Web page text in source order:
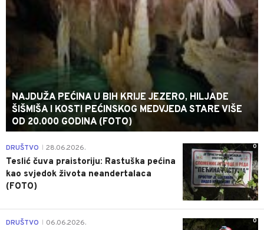
NAJDUŽA PEĆINA U BIH KRIJE JEZERO, HILJADE
ŠIŠMIŠA I KOSTI PEĆINSKOG MEDVJEDA STARE VIŠE
OD 20.000 GODINA (FOTO)
0
DRUŠTVO 28.06.2026.
Teslić čuva praistoriju: Rastuška pećina
kao svjedok života neandertalaca
(FOTO)
0
DRUŠTVO 06.06.2026.